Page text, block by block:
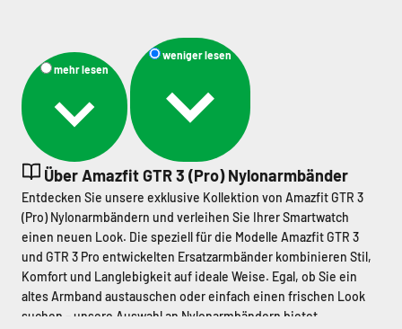
mehr lesen
weniger lesen
Über Amazfit GTR 3 (Pro) Nylonarmbänder
Entdecken Sie unsere exklusive Kollektion von Amazfit GTR 3
(Pro) Nylonarmbändern und verleihen Sie Ihrer Smartwatch
einen neuen Look. Die speziell für die Modelle Amazfit GTR 3
und GTR 3 Pro entwickelten Ersatzarmbänder kombinieren Stil,
Komfort und Langlebigkeit auf ideale Weise. Egal, ob Sie ein
altes Armband austauschen oder einfach einen frischen Look
suchen – unsere Auswahl an Nylonarmbändern bietet